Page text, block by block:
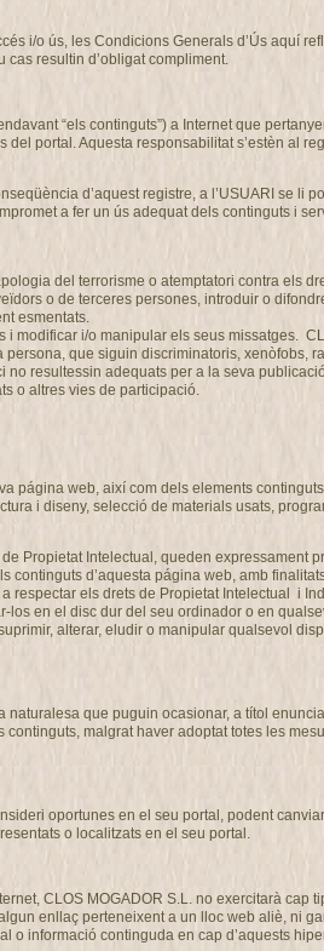
i/o ús, les Condicions Generals d’Ús aquí
resultin d’obligat compliment.
“els continguts”) a Internet que
del portal. Aquesta responsabilitat s’estèn al
d’aquest registre, a l’USUARI se li
a fer un ús adequat dels continguts i
del terrorisme o atemptatori contra els
o de terceres persones, introduir o
esmentats.
modificar i/o manipular els seus missatges.
que siguin discriminatoris, xenòfobs,
resultessin adequats per a la seva
o altres vies de participació.
página web, així com dels elements
i diseny, selecció de materials usats,
Propietat Intelectual, queden expressament
d’aquesta página web, amb
respectar els drets de Propietat Intelectual i
en el disc dur del seu ordinador o en
alterar, eludir o manipular qualsevol
que puguin ocasionar, a títol
malgrat haver adoptat totes les
oportunes en el seu portal, podent
o localitzats en el seu portal.
CLOS MOGADOR S.L. no exercitarà cap
enllaç perteneixent a un lloc web aliè, ni
informació continguda en cap d’aquests